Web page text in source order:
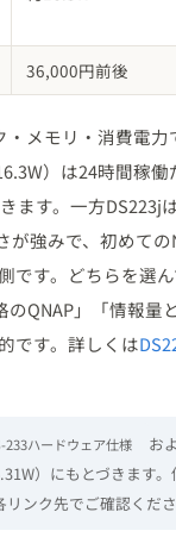
36,000円前後
・メモリ・消費電力
）は24時間稼働
ます。一方DS223j
が強みで、初めての
です。どちらを選
QNAP」「情報量
です。詳しくは
233ハードウェア仕様 お
）にもとづきます
リンク先でご確認くだ